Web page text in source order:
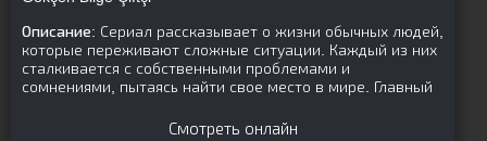
Описание: Сериал рассказывает о жизни обычных людей,
которые переживают сложные ситуации. Каждый из них
сталкивается с собственными проблемами и
сомнениями, пытаясь найти свое место в мире. Главный
Смотреть онлайн